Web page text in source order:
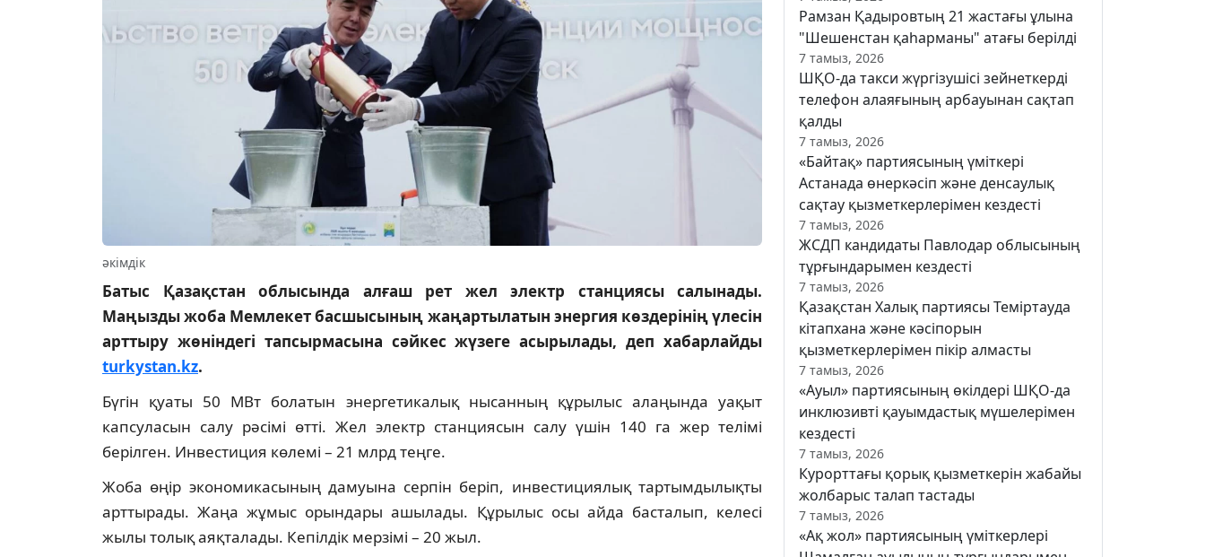
әкімдік
Батыс Қазақстан облысында алғаш рет жел электр станциясы салынады.
Маңызды жоба Мемлекет басшысының жаңартылатын энергия көздерінің үлесін
арттыру жөніндегі тапсырмасына сәйкес жүзеге асырылады, деп хабарлайды
turkystan.kz.
Бүгін қуаты 50 МВт болатын энергетикалық нысанның құрылыс алаңында уақыт
капсуласын салу рәсімі өтті. Жел электр станциясын салу үшін 140 га жер телімі
берілген. Инвестиция көлемі – 21 млрд теңге.
Жоба өңір экономикасының дамуына серпін беріп, инвестициялық тартымдылықты
арттырады. Жаңа жұмыс орындары ашылады. Құрылыс осы айда басталып, келесі
жылы толық аяқталады. Кепілдік мерзімі – 20 жыл.
Рамзан Қадыровтың 21 жастағы ұлына
"Шешенстан қаһарманы" атағы берілді
7 тамыз, 2026
ШҚО-да такси жүргізушісі зейнеткерді
телефон алаяғының арбауынан сақтап
қалды
7 тамыз, 2026
«Байтақ» партиясының үміткері
Астанада өнеркәсіп және денсаулық
сақтау қызметкерлерімен кездесті
7 тамыз, 2026
ЖСДП кандидаты Павлодар облысының
тұрғындарымен кездесті
7 тамыз, 2026
Қазақстан Халық партиясы Теміртауда
кітапхана және кәсіпорын
қызметкерлерімен пікір алмасты
7 тамыз, 2026
«Ауыл» партиясының өкілдері ШҚО-да
инклюзивті қауымдастық мүшелерімен
кездесті
7 тамыз, 2026
Курорттағы қорық қызметкерін жабайы
жолбарыс талап тастады
7 тамыз, 2026
«Ақ жол» партиясының үміткерлері